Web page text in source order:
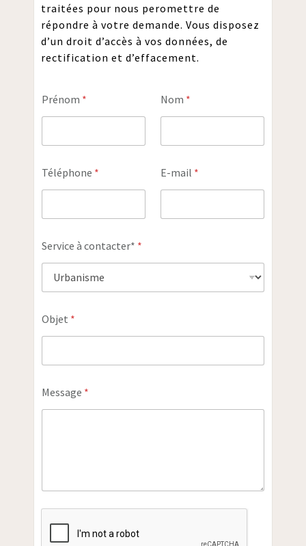
traitées pour nous peromettre de
répondre à votre demande. Vous disposez
d’un droit d’accès à vos données, de
rectification et d’effacement.
Prénom * Nom *
Téléphone * E-mail *
Service à contacter* *
Objet *
Message *